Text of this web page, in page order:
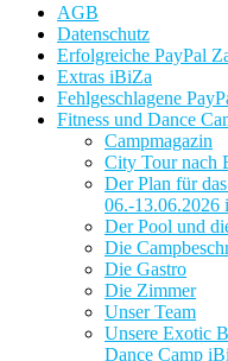
AGB
Datenschutz
Erfolgreiche PayPal
Extras iBiZa
Fehlgeschlagene
Fitness und Dance
Campmagazin
City Tour nach
Der Plan für
06.-13.06.2026
Der Pool und
Die
Die Gastro
Die Zimmer
Unser Team
Unsere Exotic
Dance Camp